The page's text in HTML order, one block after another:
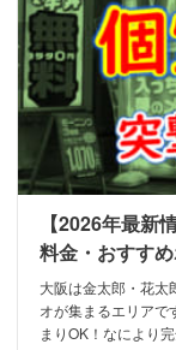
【2026年最新
料金・おすす
大阪は金太郎・花太
オが集まるエリアで
まりOK！なにより